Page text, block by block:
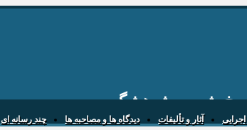
پژوه و پژوهشگر
آثار و تألیفات دیدگاه ها و مصاحبه ها چند رسانه ای